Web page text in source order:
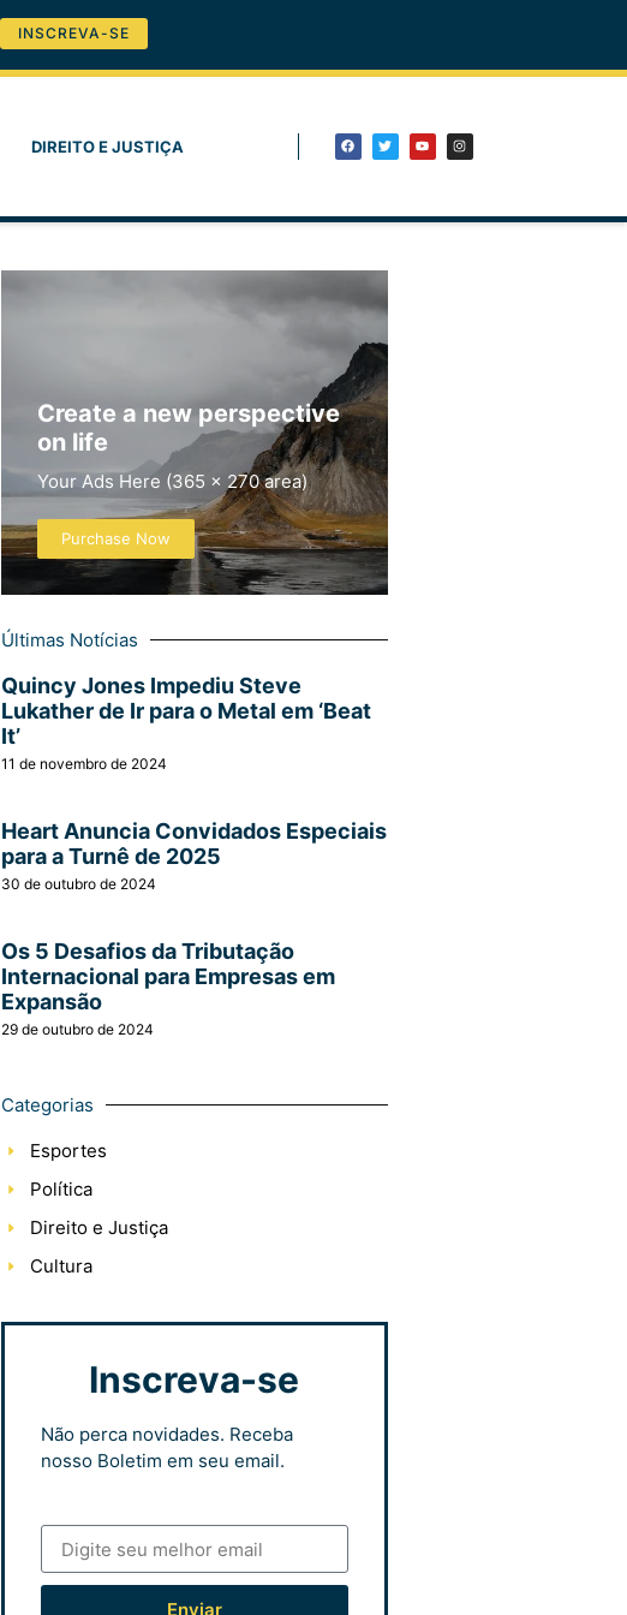
INSCREVA-SE
DIREITO E JUSTIÇA
Create a new perspective
on life
Your Ads Here (365 x 270 area)
Purchase Now
Últimas Notícias
Quincy Jones Impediu Steve
Lukather de Ir para o Metal em ‘Beat
It’
11 de novembro de 2024
Heart Anuncia Convidados Especiais
para a Turnê de 2025
30 de outubro de 2024
Os 5 Desafios da Tributação
Internacional para Empresas em
Expansão
29 de outubro de 2024
Categorias
Esportes
Política
Direito e Justiça
Cultura
Inscreva-se
Não perca novidades. Receba
nosso Boletim em seu email.
Enviar